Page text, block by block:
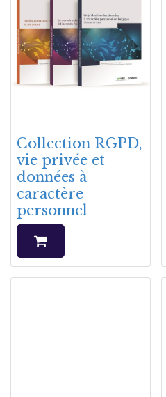
Collection RGPD,
vie privée et
données à
caractère
personnel